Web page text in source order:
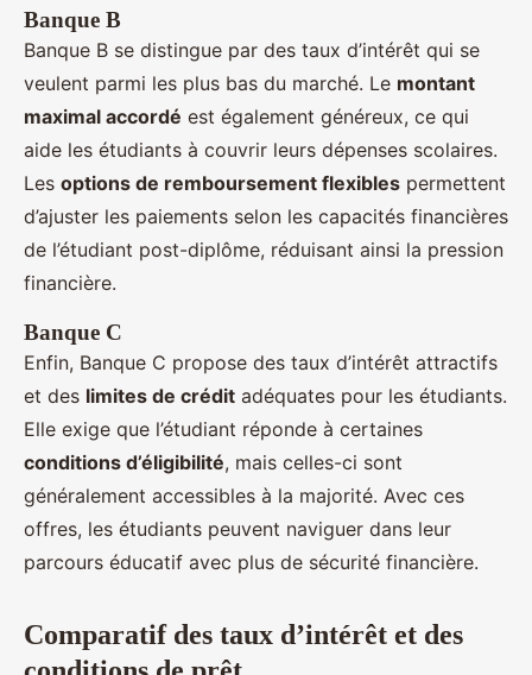
Banque B
Banque B se distingue par des taux d’intérêt qui se
veulent parmi les plus bas du marché. Le montant
maximal accordé est également généreux, ce qui
aide les étudiants à couvrir leurs dépenses scolaires.
Les options de remboursement flexibles permettent
d’ajuster les paiements selon les capacités financières
de l’étudiant post-diplôme, réduisant ainsi la pression
financière.
Banque C
Enfin, Banque C propose des taux d’intérêt attractifs
et des limites de crédit adéquates pour les étudiants.
Elle exige que l’étudiant réponde à certaines
conditions d’éligibilité, mais celles-ci sont
généralement accessibles à la majorité. Avec ces
offres, les étudiants peuvent naviguer dans leur
parcours éducatif avec plus de sécurité financière.
Comparatif des taux d’intérêt et des